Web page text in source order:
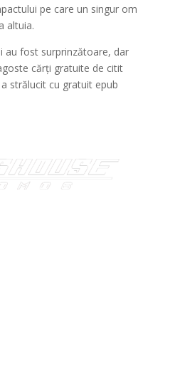
pe care un singur om
altuia.
au fost surprinzătoare, dar
cărți gratuite de citit
strălucit cu gratuit epub